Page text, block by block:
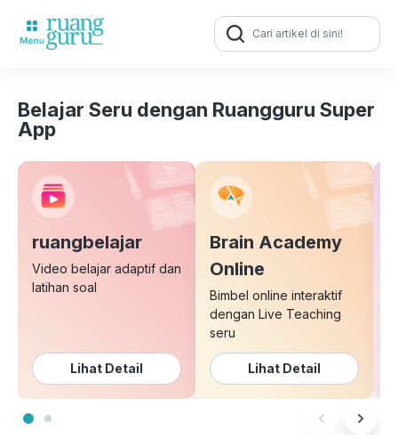
Search
for:
Belajar Seru dengan Ruangguru Super
App
ruangbelajar
Video belajar adaptif dan
latihan soal
Lihat Detail
Brain Academy
Online
Bimbel online interaktif
dengan Live Teaching
seru
Lihat Detail